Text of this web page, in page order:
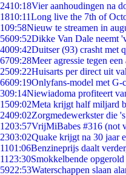
2410:18Vier aanhoudingen na
1810:11Long live the 7th of
109:58Nieuw te streamen in
5609:52Dikke Van Dale neemt
4009:42Duitser (93) crasht met
6709:28Meer agressie tegen
2509:22Huisarts per direct uit
6609:19Onlyfans-model met G-
309:14Niewiadoma profiteert
1509:02Meta krijgt half miljard
2409:02Zorgmedewerkster die
1203:57VrijMiBabes #316 (not
2303:02Quake krijgt na 30 jaar
1101:06Benzineprijs daalt
11 23:30Smokkelbende
5922:53Waterschappen slaan